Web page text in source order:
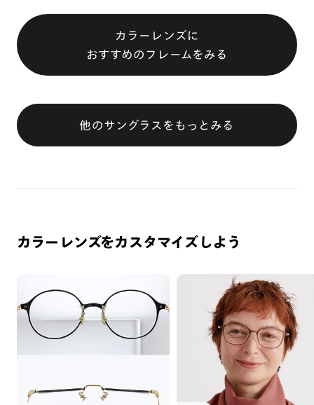
カラーレンズに
おすすめのフレームをみる
他のサングラスをもっとみる
カラーレンズをカスタマイズしよう